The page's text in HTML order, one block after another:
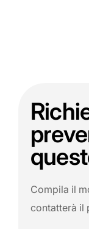
Compila il
contatterà il